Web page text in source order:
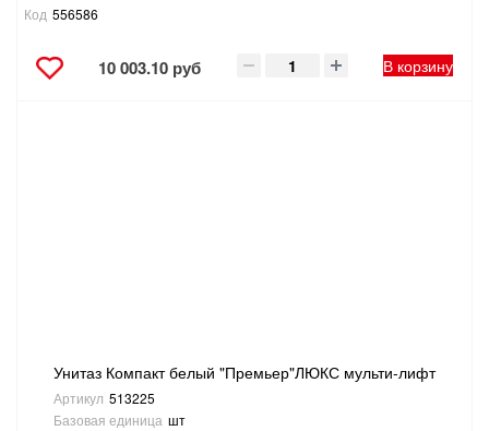
Код 556586
10 003.10 руб В корзину
Унитаз Компакт белый "Премьер"ЛЮКС мульти-лифт
Артикул 513225
Базовая единица шт